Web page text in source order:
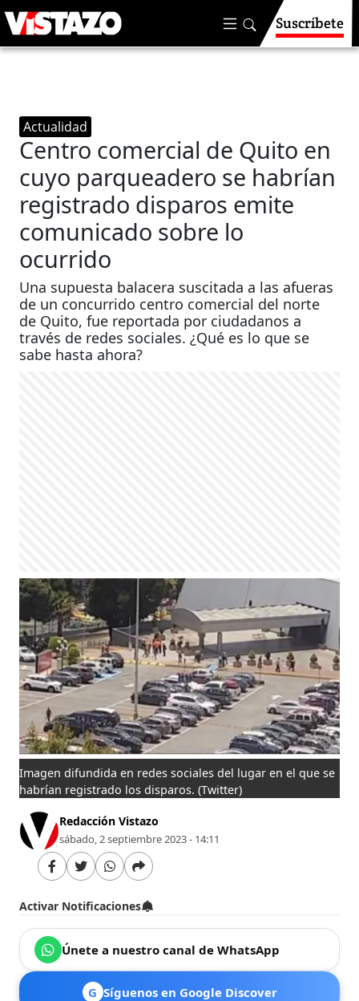
Suscríbete
Actualidad
Centro comercial de Quito en
cuyo parqueadero se habrían
registrado disparos emite
comunicado sobre lo
ocurrido
Una supuesta balacera suscitada a las afueras
de un concurrido centro comercial del norte
de Quito, fue reportada por ciudadanos a
través de redes sociales. ¿Qué es lo que se
sabe hasta ahora?
Imagen difundida en redes sociales del lugar en el que se
habrían registrado los disparos. (Twitter)
Redacción Vistazo
sábado, 2 septiembre 2023 - 14:11
Activar Notificaciones
Únete a nuestro canal de WhatsApp
G Síguenos en Google Discover